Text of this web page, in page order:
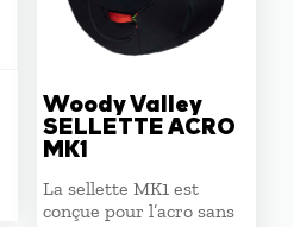
Woody Valley
SELLETTE ACRO
MK1
La sellette MK1 est
conçue pour l’acro sans